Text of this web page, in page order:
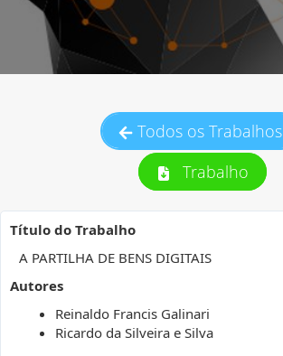
Todos os Trabalhos
Trabalho
Título do Trabalho
A PARTILHA DE BENS DIGITAIS
Autores
Reinaldo Francis Galinari
Ricardo da Silveira e Silva